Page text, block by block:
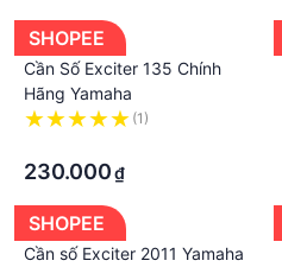
SHOPEE
Cần Số Exciter 135 Chính
Hãng Yamaha
(1)
230.000₫
SHOPEE
Cần số Exciter 2011 Yamaha